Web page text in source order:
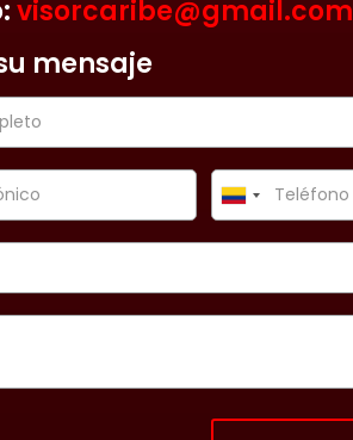
visorcaribe@gmail.com
mensaje